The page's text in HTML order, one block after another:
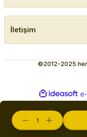
İletişim
©2012-2025